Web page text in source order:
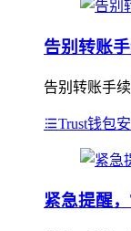
告别转账
告别转账手
Trust钱包
紧急提醒